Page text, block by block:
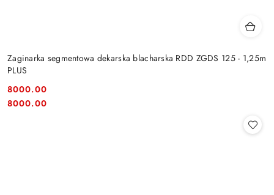
Zaginarka segmentowa dekarska blacharska RDD ZGDS 125 - 1,25m
PLUS
Cena:
8000.00
Cena:
8000.00